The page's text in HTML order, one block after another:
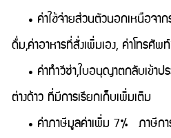
• ค่าใช้จ่ายส่วนตัวนอกเหนือจาก
ดื่ม,ค่าอาหารที่สั่งเพิ่มเอง, ค่าโทรศัพ
• ค่าทำวีซ่า,ใบอนุญาตกลับเข้าป
ต่างด้าว ที่มีการเรียกเก็บเพิ่มเติม
• ค่าภาษีมูลค่าเพิ่ม 7% ภาษีก